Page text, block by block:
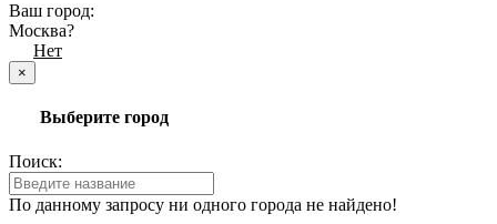
Ваш город:
Москва?
Нет
×
Выберите город
Поиск:
По данному запросу ни одного города не найдено!